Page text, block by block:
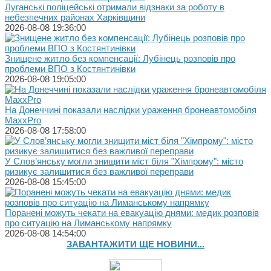
Луганські поліцейські отримали відзнаки за роботу в
небезпечних районах Харківщини
2026-08-08 19:36:00
Знищене житло без компенсації: Лубінець розповів про
проблеми ВПО з Костянтинівки
2026-08-08 19:05:00
На Донеччині показали наслідки ураження бронеавтомобіля
MaxxPro
2026-08-08 17:58:00
У Слов’янську могли знищити міст біля "Хімпрому": місто
ризикує залишитися без важливої переправи
2026-08-08 15:45:00
Поранені можуть чекати на евакуацію днями: медик розповів
про ситуацію на Лиманському напрямку
2026-08-08 14:54:00
ЗАВАНТАЖИТИ ЩЕ НОВИНИ...